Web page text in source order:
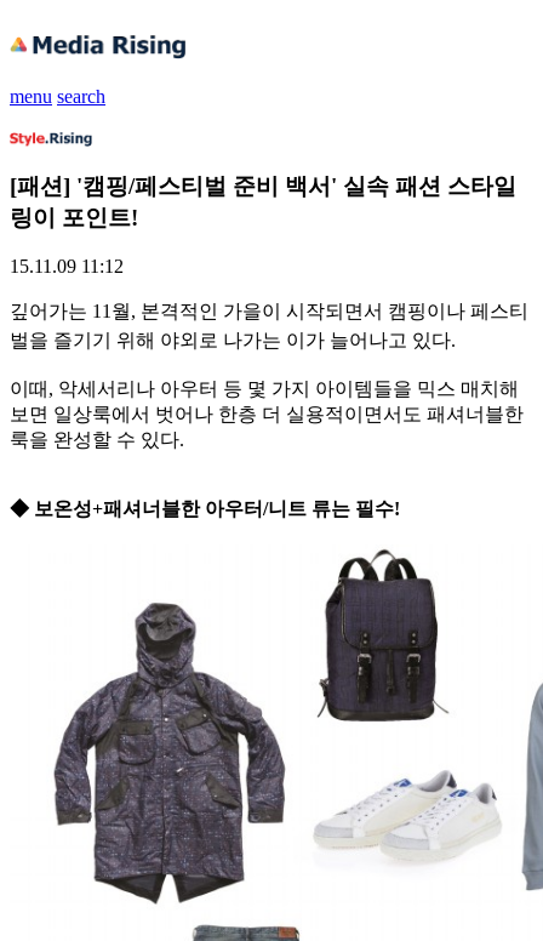
menu search
[패션] '캠핑/페스티벌 준비 백서' 실속 패션 스타일
링이 포인트!
15.11.09 11:12
깊어가는 11월, 본격적인 가을이 시작되면서 캠핑이나 페스티
벌을 즐기기 위해 야외로 나가는 이가 늘어나고 있다.
이때, 악세서리나 아우터 등 몇 가지 아이템들을 믹스 매치해
보면 일상룩에서 벗어나 한층 더 실용적이면서도 패셔너블한
룩을 완성할 수 있다.
◆ 보온성+패셔너블한 아우터/니트 류는 필수!